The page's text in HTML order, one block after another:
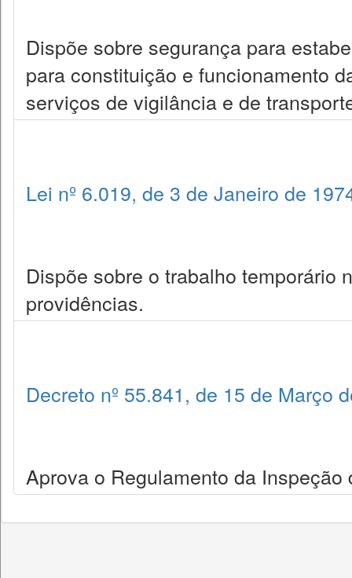
Dispõe sobre segurança para
para constituição e funcionamento
serviços de vigilância e de
Lei nº 6.019, de 3 de Janeiro de
Dispõe sobre o trabalho temporário
providências.
Decreto nº 55.841, de 15 de Março
Aprova o Regulamento da Inspeção